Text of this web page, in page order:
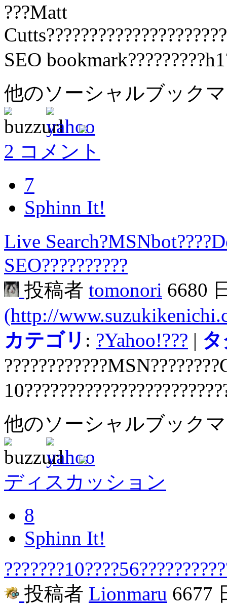
???Matt
SEO
他のソーシャルブック
2 コメント
7
Sphinn It!
Live
SEO??????????
投稿者 tomonori 6680
(http://
カテゴリ : ?Yahoo!??? |
他のソーシャルブック
ディスカッション
8
Sphinn It!
投稿者 Lionmaru 6677